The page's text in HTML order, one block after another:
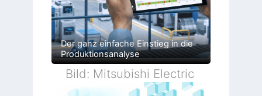
Der ganz einfache Einstieg in die
Produktionsanalyse
Bild: Mitsubishi Electric